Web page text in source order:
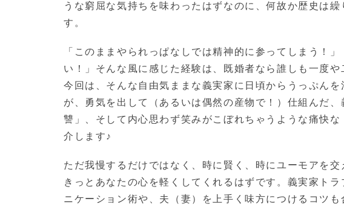
うな窮屈な気持ちを味わったはずなのに、何故か歴史は
す。
「このままやられっぱなしでは精神的に参ってしまう！
い！」そんな風に感じた経験は、既婚者なら誰しも一度や
今回は、そんな自由気ままな義実家に日頃からうっぷん
が、勇気を出して（あるいは偶然の産物で！）仕組んだ
讐」、そして内心思わず笑みがこぼれちゃうような痛快
介します♪
ただ我慢するだけではなく、時に賢く、時にユーモアを
きっとあなたの心を軽くしてくれるはずです。義実家ト
ニケーション術や、夫（妻）を上手く味方につけるコツ